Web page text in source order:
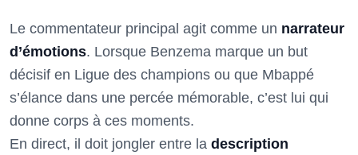
Le commentateur principal agit comme un narrateur
d’émotions. Lorsque Benzema marque un but
décisif en Ligue des champions ou que Mbappé
s’élance dans une percée mémorable, c’est lui qui
donne corps à ces moments.
En direct, il doit jongler entre la description